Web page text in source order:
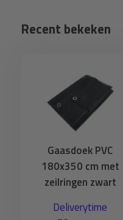
Recent bekeken
Gaasdoek PVC
180x350 cm met
zeilringen zwart
Deliverytime